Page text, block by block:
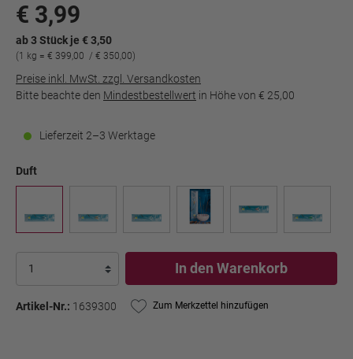
€ 3,99
ab 3 Stück je € 3,50
(1 kg = € 399,00 / € 350,00)
Preise inkl. MwSt. zzgl. Versandkosten
Bitte beachte den Mindestbestellwert in Höhe von € 25,00
Lieferzeit 2–3 Werktage
Duft
In den Warenkorb
Artikel-Nr.: 1639300 Zum Merkzettel hinzufügen